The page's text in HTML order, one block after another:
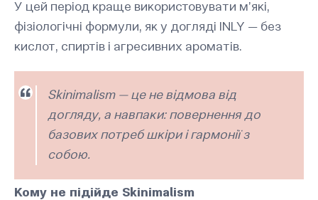
У цей період краще використовувати м’які,
фізіологічні формули, як у догляді INLY — без
кислот, спиртів і агресивних ароматів.
Skinimalism — це не відмова від
догляду, а навпаки: повернення до
базових потреб шкіри і гармонії з
собою.
Кому не підійде Skinimalism